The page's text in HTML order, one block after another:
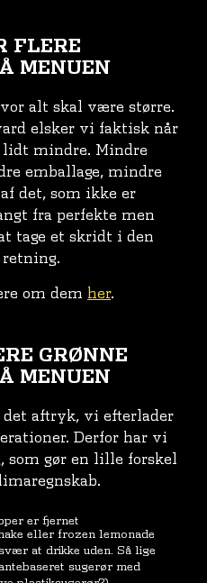
FLERE
MENUEN
alt skal være større.
elsker vi faktisk når
mindre. Mindre
emballage, mindre
det, som ikke er
fra perfekte men
tage et skridt i den
om dem her.
GRØNNE
MENUEN
aftryk, vi efterlader
Derfor har vi
gør en lille forskel
er fjernet
eller frozen lemonade
at drikke uden. Så lige
sugerør med